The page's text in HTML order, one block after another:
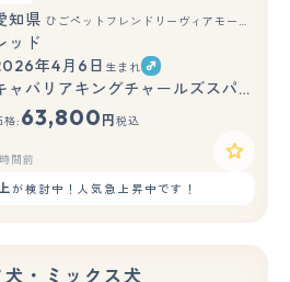
もっと見る
知県 ひごペットフレンドリーヴィアモール アピタ江南西店
ッド
年4月6日 生まれ
キャバリアキングチャールズスパニエル × トイプードル(トイ)
格: 63,800 円 税込
間前
が検討中！人気急上昇中です！
・ミックス犬